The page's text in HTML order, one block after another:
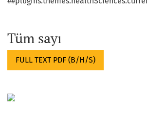
Tüm sayı
FULL TEXT PDF (B/H/S)